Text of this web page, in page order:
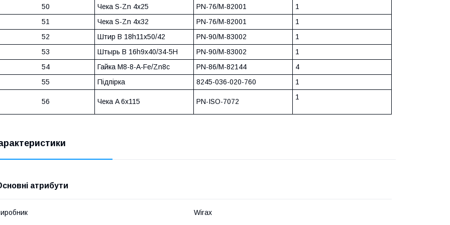
50 Чека S-Zn 4x25 PN-76/M-82001
1
51
Чека S-Zn 4x32 PN-76/M-82001
1
52
Штир B 18h11x50/42 PN-90/M-83002
1
53
Штырь B 16h9x40/34-5H PN-90/M-83002
1
54
Гайка M8-8-A-Fe/Zn8c PN-86/M-82144
4
55
Підпірка 8245-036-020-760 1
56 Чека A 6x115 PN-ISO-7072
1
атрибути
Wirax